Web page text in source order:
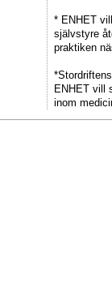
* ENHET
självstyre
praktiken
ENHET vill
inom